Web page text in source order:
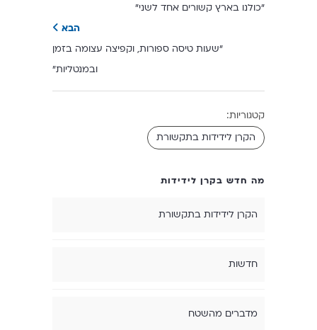
"כולנו בארץ קשורים אחד לשני"
הבא
"שעות טיסה ספורות, וקפיצה עצומה בזמן
ובמנטליות"
קטגוריות:
הקרן לידידות בתקשורת
מה חדש בקרן לידידות
הקרן לידידות בתקשורת
חדשות
מדברים מהשטח